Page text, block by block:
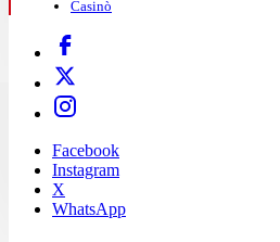
Casinò
Facebook
Instagram
X
WhatsApp